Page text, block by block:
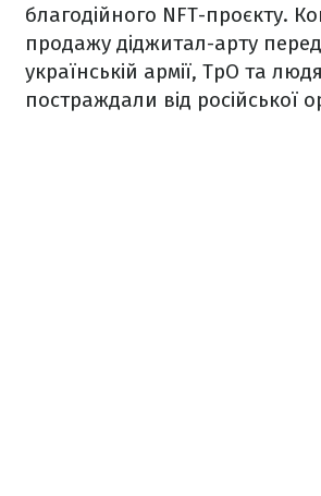
благодійного NFT-проєкту.
продажу діджитал-арту
українській армії, ТрО та
постраждали від російської